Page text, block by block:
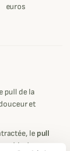
euros
pull de la
et
le pull
du